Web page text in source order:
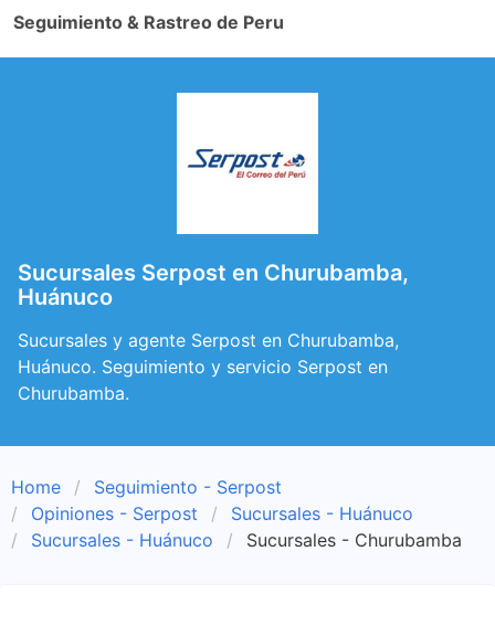
Seguimiento & Rastreo de Peru
Sucursales Serpost en Churubamba,
Huánuco
Sucursales y agente Serpost en Churubamba,
Huánuco. Seguimiento y servicio Serpost en
Churubamba.
Home
Seguimiento - Serpost
Opiniones - Serpost
Sucursales - Huánuco
Sucursales - Huánuco
Sucursales - Churubamba